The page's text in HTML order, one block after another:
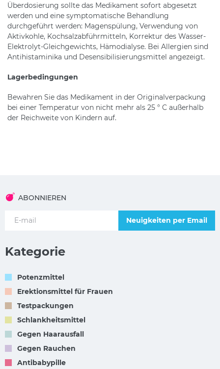
Überdosierung sollte das Medikament sofort abgesetzt
werden und eine symptomatische Behandlung
durchgeführt werden: Magenspülung, Verwendung von
Aktivkohle, Kochsalzabführmitteln, Korrektur des Wasser-
Elektrolyt-Gleichgewichts, Hämodialyse. Bei Allergien sind
Antihistaminika und Desensibilisierungsmittel angezeigt.
Lagerbedingungen
Bewahren Sie das Medikament in der Originalverpackung
bei einer Temperatur von nicht mehr als 25 ° C außerhalb
der Reichweite von Kindern auf.
ABONNIEREN
Neuigkeiten per Email
Kategorie
Potenzmittel
Erektionsmittel für Frauen
Testpackungen
Schlankheitsmittel
Gegen Haarausfall
Gegen Rauchen
Antibabypille